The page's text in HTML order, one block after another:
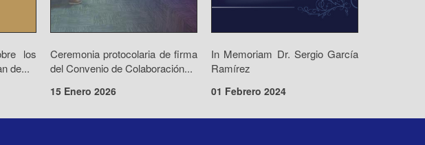
los
de...
Ceremonia protocolaria de firma
del Convenio de Colaboración...
15 Enero 2026
In Memoriam Dr. Sergio García
Ramírez
01 Febrero 2024